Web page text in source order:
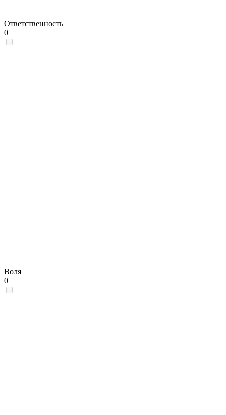
Ответственность
0
Воля
0